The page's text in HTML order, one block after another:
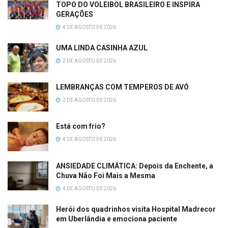
TOPO DO VOLEIBOL BRASILEIRO E INSPIRA
GERAÇÕES
4 DE AGOSTO DE 2026
UMA LINDA CASINHA AZUL
2 DE AGOSTO DE 2026
LEMBRANÇAS COM TEMPEROS DE AVÓ
2 DE AGOSTO DE 2026
Está com frio?
4 DE AGOSTO DE 2026
ANSIEDADE CLIMÁTICA: Depois da Enchente, a
Chuva Não Foi Mais a Mesma
4 DE AGOSTO DE 2026
Herói dos quadrinhos visita Hospital Madrecor
em Uberlândia e emociona paciente